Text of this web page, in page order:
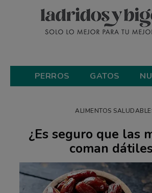
PERROS GATOS
ALIMENTOS
¿Es seguro que las
coman